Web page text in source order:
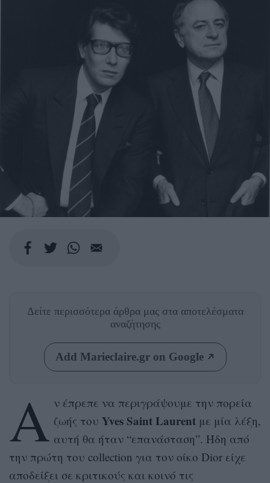
Δείτε περισσότερα άρθρα μας στα αποτελέσματα
αναζήτησης
Add Marieclaire.gr on Google
Α ν έπρεπε να περιγράψουμε την πορεία
ζωής του Yves Saint Laurentμε μία λέξη,
αυτή θα ήταν “επανάσταση”. Ήδη από
την πρώτη του collection για τον οίκο Dior είχε
αποδείξει σε κριτικούς και κοινό τις